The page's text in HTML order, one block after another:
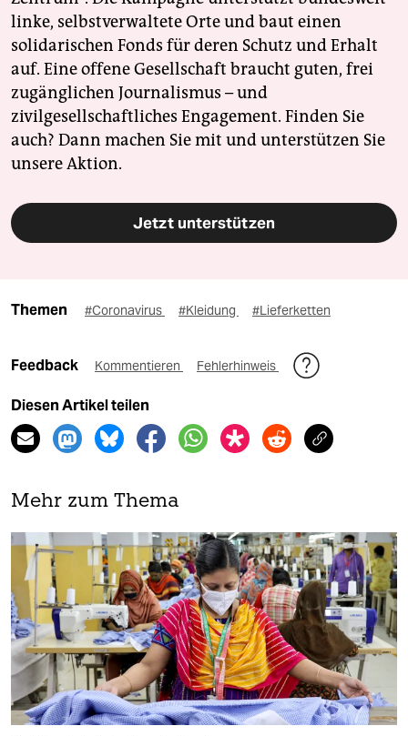
linke, selbstverwaltete Orte und baut einen
solidarischen Fonds für deren Schutz und Erhalt
auf. Eine offene Gesellschaft braucht guten, frei
zugänglichen Journalismus – und
zivilgesellschaftliches Engagement. Finden Sie
auch? Dann machen Sie mit und unterstützen Sie
unsere Aktion.
Jetzt unterstützen
Themen #Coronavirus #Kleidung #Lieferketten
Feedback Kommentieren Fehlerhinweis
Diesen Artikel teilen
Mehr zum Thema